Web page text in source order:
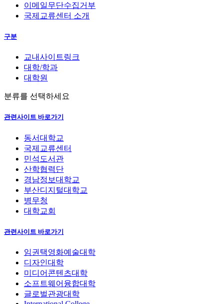
이메일무단수집거부
국제교류센터 소개
구분
교내사이트링크
대학/학과
대학원
분류를 선택하세요
관련사이트 바로가기
동서대학교
국제교류센터
민석도서관
산학협력단
경남정보대학교
부산디지털대학교
병무청
대학교회
관련사이트 바로가기
임권택영화예술대학
디자인대학
미디어콘텐츠대학
소프트웨어융합대학
글로벌관광대학